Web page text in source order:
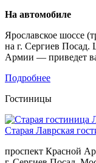
На автомобиле
Ярославское шоссе
на г. Сергиев Посад.
Армии — приведет
Подробнее
Гостиницы
Старая Лаврская
проспект Красной